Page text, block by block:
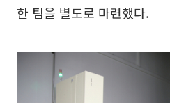
한 팀을 별도로 마련했다.